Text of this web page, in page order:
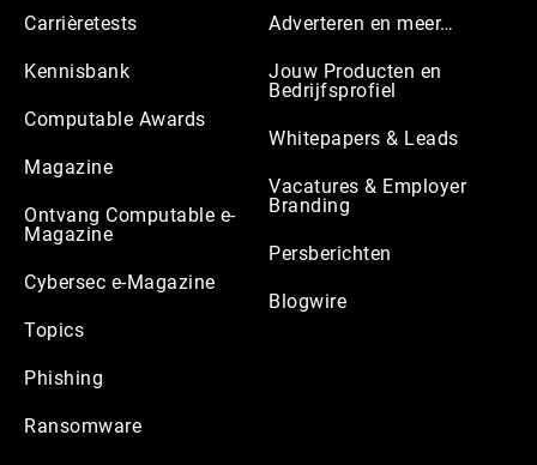
Carrièretests
Kennisbank
Computable Awards
Magazine
Ontvang Computable e-
Magazine
Cybersec e-Magazine
Topics
Phishing
Ransomware
Adverteren en meer…
Jouw Producten en
Bedrijfsprofiel
Whitepapers & Leads
Vacatures & Employer
Branding
Persberichten
Blogwire